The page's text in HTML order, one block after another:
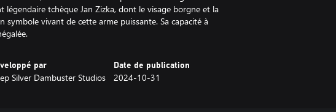
légendaire tchèque Jan Zizka, dont le visage borgne et la
vivant de cette arme puissante. Sa capacité à
par
Silver Dambuster Studios
Date de publication
2024-10-31